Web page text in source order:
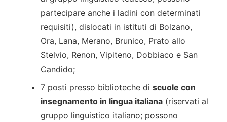
partecipare anche i ladini con determinati
requisiti), dislocati in istituti di Bolzano,
Ora, Lana, Merano, Brunico, Prato allo
Stelvio, Renon, Vipiteno, Dobbiaco e San
Candido;
7 posti presso biblioteche di scuole con
insegnamento in lingua italiana (riservati al
gruppo linguistico italiano; possono